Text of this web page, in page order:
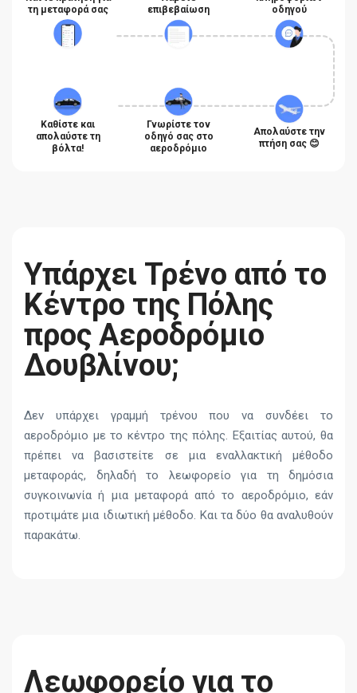
τη μεταφορά σας
επιβεβαίωση
οδηγού
Καθίστε και
απολαύστε τη
βόλτα!
Γνωρίστε τον
οδηγό σας στο
αεροδρόμιο
Απολαύστε την
πτήση σας 😊
Υπάρχει Τρένο από το
Κέντρο της Πόλης
προς Αεροδρόμιο
Δουβλίνου;
Δεν υπάρχει γραμμή τρένου που να συνδέει το
αεροδρόμιο με το κέντρο της πόλης. Εξαιτίας αυτού, θα
πρέπει να βασιστείτε σε μια εναλλακτική μέθοδο
μεταφοράς, δηλαδή το λεωφορείο για τη δημόσια
συγκοινωνία ή μια μεταφορά από το αεροδρόμιο, εάν
προτιμάτε μια ιδιωτική μέθοδο. Και τα δύο θα αναλυθούν
παρακάτω.
Λεωφορείο για το